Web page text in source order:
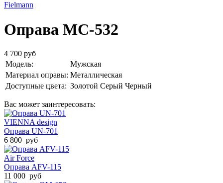
Fielmann
Оправа MC-532
4 700 руб
Модель:
Мужская
Материал оправы: Металлическая
Доступные цвета: Золотой Серый Черный
Вас может заинтересовать:
VIENNA design
Оправа UN-701
6 800 руб
Air Force
Оправа AFV-115
11 000 руб